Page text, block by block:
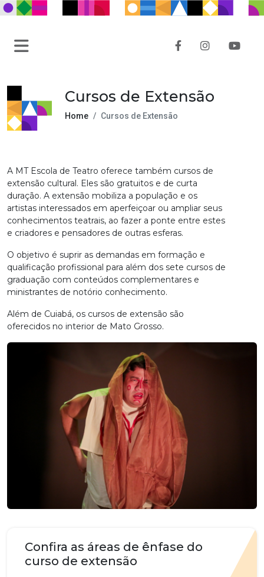
Cursos de Extensão
Home Cursos de Extensão
A MT Escola de Teatro oferece também cursos de
extensão cultural. Eles são gratuitos e de curta
duração. A extensão mobiliza a população e os
artistas interessados em aperfeiçoar ou ampliar seus
conhecimentos teatrais, ao fazer a ponte entre estes
e criadores e pensadores de outras esferas.
O objetivo é suprir as demandas em formação e
qualificação profissional para além dos sete cursos de
graduação com conteúdos complementares e
ministrantes de notório conhecimento.
Além de Cuiabá, os cursos de extensão são
oferecidos no interior de Mato Grosso.
Confira as áreas de ênfase do
curso de extensão